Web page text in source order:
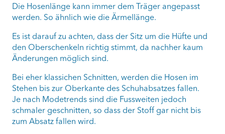
Die Hosenlänge kann immer dem Träger angepasst
werden. So ähnlich wie die Ärmellänge.
Es ist darauf zu achten, dass der Sitz um die Hüfte und
den Oberschenkeln richtig stimmt, da nachher kaum
Änderungen möglich sind.
Bei eher klassichen Schnitten, werden die Hosen im
Stehen bis zur Oberkante des Schuhabsatzes fallen.
Je nach Modetrends sind die Fussweiten jedoch
schmaler geschnitten, so dass der Stoff gar nicht bis
zum Absatz fallen wird.